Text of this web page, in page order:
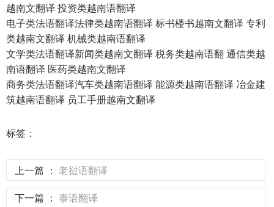
越南文翻译 投资类越南语翻译
电子类法语翻译法律类越南语翻译 标书楼书越南文翻译 专利
类越南文翻译 机械类越南语翻译
文学类法语翻译新闻类越南文翻译 税务类越南语翻 通信类越
南语翻译 医药类越南文翻译
商务类法语翻译汽车类越南语翻译 能源类越南语翻译 冶金建
筑越南语翻译 员工手册越南文翻译
标签：
上一篇 ： 老挝语翻译
下一篇 ： 泰语翻译